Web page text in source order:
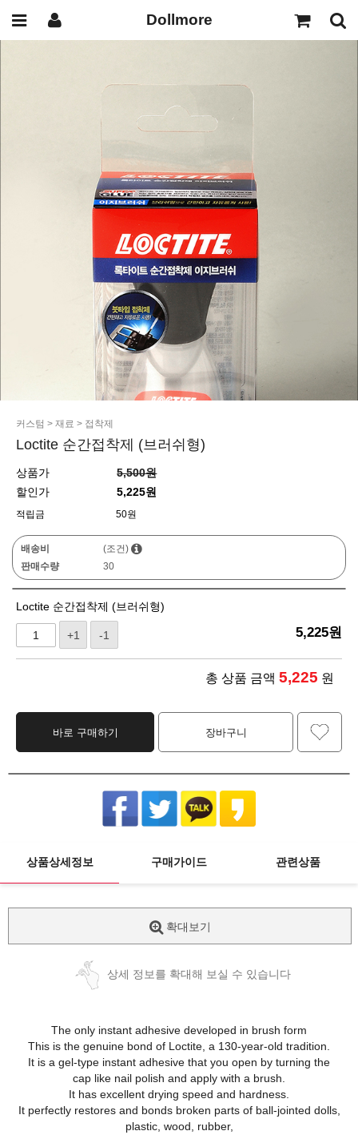
Dollmore
커스텀 > 재료 > 접착제
Loctite 순간접착제 (브러쉬형)
상품가
5,500원
할인가
5,225원
적립금 50원
배송비
(조건)
판매수량
30
Loctite 순간접착제 (브러쉬형)
+1 -1 5,225원
총 상품 금액 5,225 원
바로 구매하기 장바구니
상품상세정보 구매가이드 관련상품
확대보기
상세 정보를 확대해 보실 수 있습니다
The only instant adhesive developed in brush form
This is the genuine bond of Loctite, a 130-year-old tradition.
It is a gel-type instant adhesive that you open by turning the
cap like nail polish and apply with a brush.
It has excellent drying speed and hardness.
It perfectly restores and bonds broken parts of ball-jointed dolls,
plastic, wood, rubber,